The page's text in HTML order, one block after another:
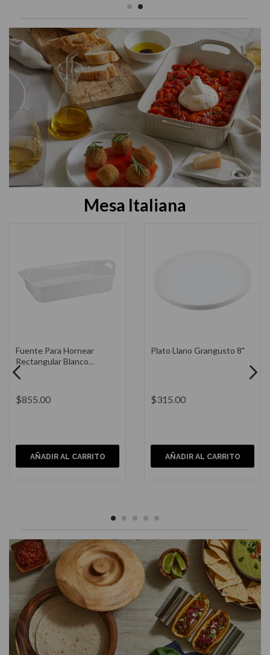
Mesa Italiana
Plato Risotto Grangusto
10"
$280.00
AÑADIR AL CARRITO
Mini Rallador Cerámica 6"
$275.00
AÑADIR AL CARRITO